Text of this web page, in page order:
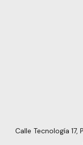
Calle Tecnología 17,